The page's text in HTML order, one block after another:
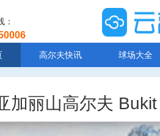
：
高尔夫快讯 球场大全
加丽山高尔夫